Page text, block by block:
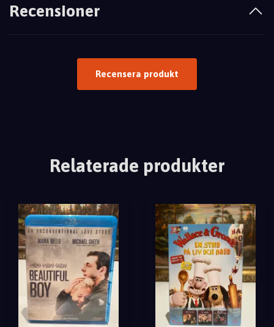
Recensioner
Recensera produkt
Relaterade produkter